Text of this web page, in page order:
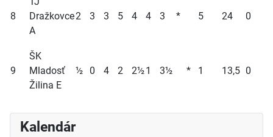
8
Dražkovce
A
2 3 3 5 4 4 3 * 5 24 0
9
ŠK
Mladosť
Žilina E
½ 0 4 2 2½1 3½ * 1 13,5 0
Kalendár